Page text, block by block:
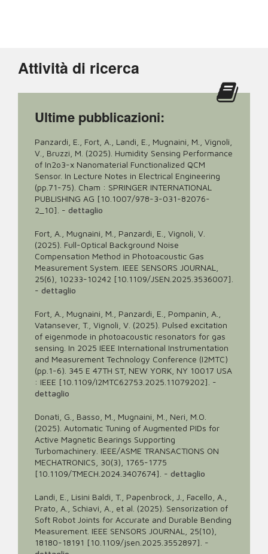
Attività di ricerca
Ultime pubblicazioni:
Panzardi, E., Fort, A., Landi, E., Mugnaini, M., Vignoli,
V., Bruzzi, M. (2025). Humidity Sensing Performance
of In2o3-x Nanomaterial Functionalized QCM
Sensor. In Lecture Notes in Electrical Engineering
(pp.71-75). Cham : SPRINGER INTERNATIONAL
PUBLISHING AG [10.1007/978-3-031-82076-
2_10]. - dettaglio
Fort, A., Mugnaini, M., Panzardi, E., Vignoli, V.
(2025). Full-Optical Background Noise
Compensation Method in Photoacoustic Gas
Measurement System. IEEE SENSORS JOURNAL,
25(6), 10233-10242 [10.1109/JSEN.2025.3536007].
- dettaglio
Fort, A., Mugnaini, M., Panzardi, E., Pompanin, A.,
Vatansever, T., Vignoli, V. (2025). Pulsed excitation
of eigenmode in photoacoustic resonators for gas
sensing. In 2025 IEEE International Instrumentation
and Measurement Technology Conference (I2MTC)
(pp.1-6). 345 E 47TH ST, NEW YORK, NY 10017 USA
: IEEE [10.1109/I2MTC62753.2025.11079202]. -
dettaglio
Donati, G., Basso, M., Mugnaini, M., Neri, M.O.
(2025). Automatic Tuning of Augmented PIDs for
Active Magnetic Bearings Supporting
Turbomachinery. IEEE/ASME TRANSACTIONS ON
MECHATRONICS, 30(3), 1765-1775
[10.1109/TMECH.2024.3407674]. - dettaglio
Landi, E., Lisini Baldi, T., Papenbrock, J., Facello, A.,
Prato, A., Schiavi, A., et al. (2025). Sensorization of
Soft Robot Joints for Accurate and Durable Bending
Measurement. IEEE SENSORS JOURNAL, 25(10),
18180-18191 [10.1109/jsen.2025.3552897]. -